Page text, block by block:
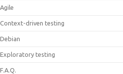
Agile
Context-driven testing
Debian
Exploratory testing
F.A.Q.